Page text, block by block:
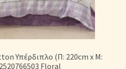
Υπέρδιπλο (Π: 220cm x Μ:
Floral